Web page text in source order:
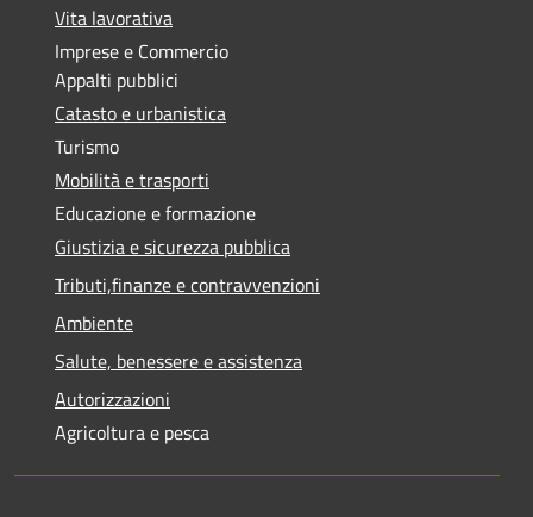
Vita lavorativa
Imprese e Commercio
Appalti pubblici
Catasto e urbanistica
Turismo
Mobilità e trasporti
Educazione e formazione
Giustizia e sicurezza pubblica
Tributi,finanze e contravvenzioni
Ambiente
Salute, benessere e assistenza
Autorizzazioni
Agricoltura e pesca